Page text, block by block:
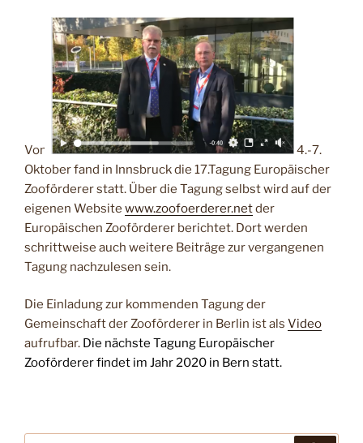
Vom
4.-7.
Oktober fand in Innsbruck die 17.Tagung Europäischer
Zooförderer statt. Über die Tagung selbst wird auf der
eigenen Website www.zoofoerderer.netder
Europäischen Zooförderer berichtet. Dort werden
schrittweise auch weitere Beiträge zur vergangenen
Tagung nachzulesen sein.
Die Einladung zur kommenden Tagung der
Gemeinschaft der Zooförderer in Berlin ist als Video
aufrufbar. Die nächste Tagung Europäischer
Zooförderer findet im Jahr 2020 in Bern statt.